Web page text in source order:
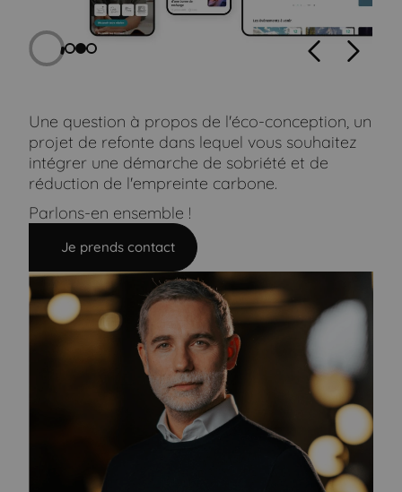
Une question à propos de l'éco-conception, un
projet de refonte dans lequel vous souhaitez
intégrer une démarche de sobriété et de
réduction de l'empreinte carbone.
Parlons-en ensemble !
Je prends contact